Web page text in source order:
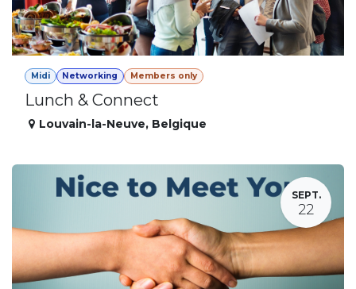
Midi Networking Members only
Lunch & Connect
Louvain-la-Neuve, Belgique
SEPT.
22